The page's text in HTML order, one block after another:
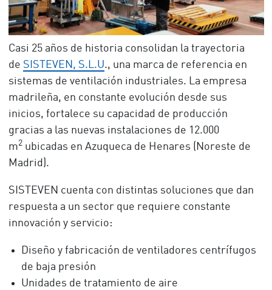
Casi 25 años de historia consolidan la trayectoria
de SISTEVEN, S.L.U., una marca de referencia en
sistemas de ventilación industriales. La empresa
madrileña, en constante evolución desde sus
inicios, fortalece su capacidad de producción
gracias a las nuevas instalaciones de 12.000
m2ubicadas en Azuqueca de Henares (Noreste de
Madrid).
SISTEVEN cuenta con distintas soluciones que dan
respuesta a un sector que requiere constante
innovación y servicio:
Diseño y fabricación de ventiladores centrífugos
de baja presión
Unidades de tratamiento de aire